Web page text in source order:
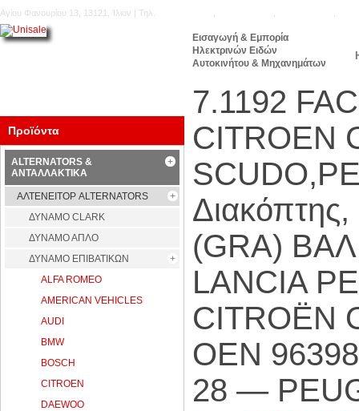
Εισαγωγή & Εμπορία
Ηλεκτρινών Ειδών
Αυτοκινήτου & Μηχανημάτων
Αγίου Φανουρίου 13, 13121, Ίλιον | Τηλ.
7.1192
CITROEN
(GRA)
LANCIA
CITROËN
OEN
28 —
Προϊόντα
ALTERNATORS &
ΑΝΤΑΛΛΑΚΤΙΚΑ
ΑΛΤΕΝΕΙΤΟΡ ALTERNATORS
ΔΥΝΑΜΟ CLARK
ΔΥΝΑΜΟ ΑΠΛΟ
ΔΥΝΑΜΟ ΕΠΙΒΑΤΙΚΩΝ
ALFA ROMEO
AMERICAN VEHICLES
AUDI
BMW
BOSCH
CITROEN
DAEWOO